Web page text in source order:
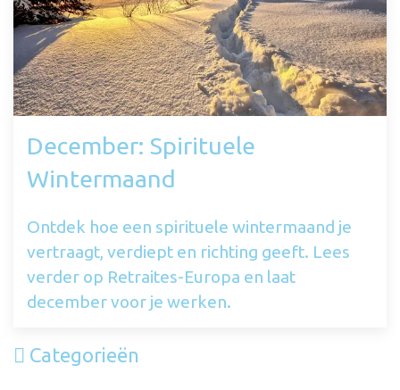
December: Spirituele
Wintermaand
Ontdek hoe een spirituele wintermaand je
vertraagt, verdiept en richting geeft. Lees
verder op Retraites-Europa en laat
december voor je werken.
Categorieën